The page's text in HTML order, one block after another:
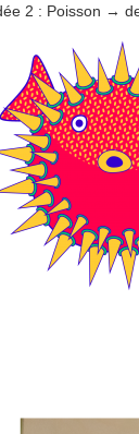
2 : Poisson →